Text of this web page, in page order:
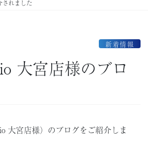
れました
新着情報
大宮店様のブロ
大宮店様）のブログをご紹介しま